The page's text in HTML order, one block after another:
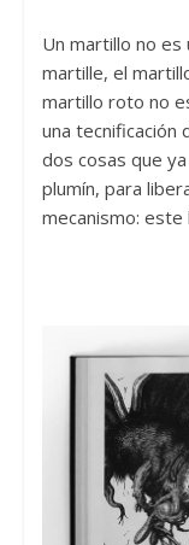
Un martillo no es
martille, el
martillo roto no
una tecnificación
dos cosas que
plumín, para
mecanismo: este